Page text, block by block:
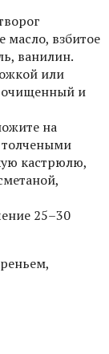
масло, взбитое
ванилин.
или
очищенный и
на
кастрюлю,
25–30